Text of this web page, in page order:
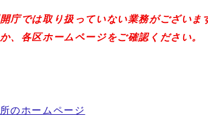
庁では取り扱っていない業務がございま
、各区ホームページをご確認ください。
のホームページ